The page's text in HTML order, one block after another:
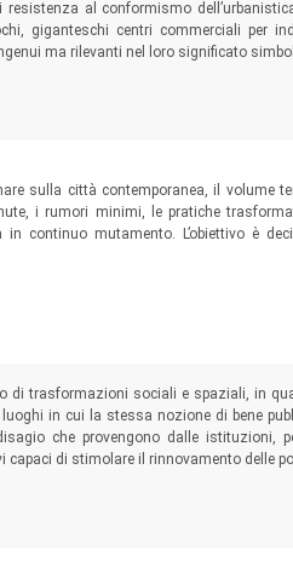
resistenza al conformismo
giganteschi centri commerciali per
ma rilevanti nel loro significato
sulla città contemporanea, il volume
i rumori minimi, le pratiche
continuo mutamento. L’obiettivo è
per rinvenire i germi di un
di territori in rapida trasformazione.
di trasformazioni sociali e spaziali, in
in cui la stessa nozione di bene
che provengono dalle istituzioni,
capaci di stimolare il rinnovamento delle